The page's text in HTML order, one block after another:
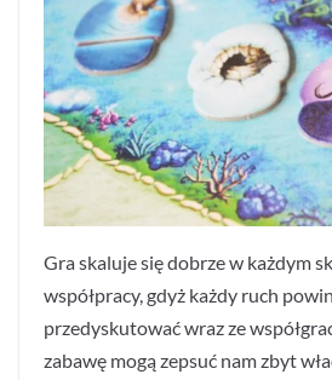
Gra skaluje się dobrze w każdym
współpracy, gdyż każdy ruch
przedyskutować wraz ze
zabawę mogą zepsuć nam zbyt